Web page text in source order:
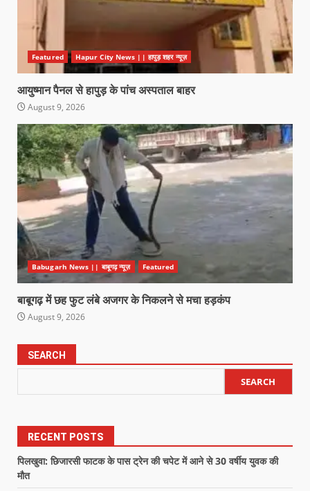
Featured Hapur City News || हापुड़ शहर न्यूज़
आयुष्मान पैनल से हापुड़ के पांच अस्पताल बाहर
August 9, 2026
Babugarh News || बाबूगढ़ न्यूज़ Featured
बाबूगढ़ में छह फुट लंबे अजगर के निकलने से मचा हड़कंप
August 9, 2026
SEARCH
SEARCH
RECENT POSTS
पिलखुवा: छिजारसी फाटक के पास ट्रेन की चपेट में आने से 30 वर्षीय युवक की
मौत